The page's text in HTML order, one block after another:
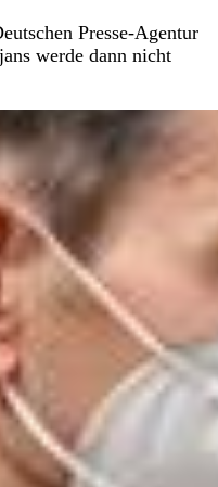
Presse-Agentur
werde dann nicht